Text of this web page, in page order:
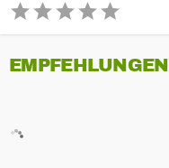
EMPFEHLUNGEN